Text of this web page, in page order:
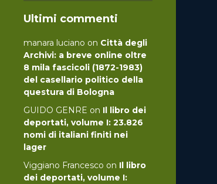
Ultimi commenti
manara luciano on Città degli
Archivi: a breve online oltre
8 mila fascicoli (1872-1983)
del casellario politico della
questura di Bologna
GUIDO GENRE on Il libro dei
deportati, volume I: 23.826
nomi di italiani finiti nei
lager
Viggiano Francesco on Il libro
dei deportati, volume I: